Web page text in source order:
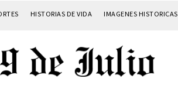
HISTORIAS DE VIDA IMAGENES HISTORICAS